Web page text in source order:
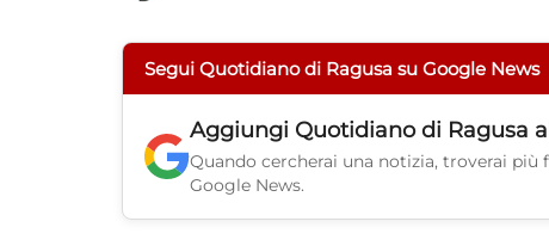
Segui Quotidiano di Ragusa su Google News
Aggiungi Quotidiano di Ragusa
Quando cercherai una notizia, troverai
Google News.